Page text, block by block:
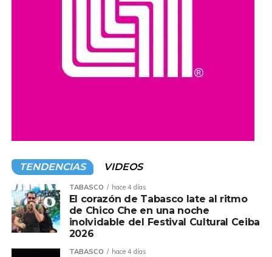
investigaciones se realicen con transparencia y que, en
caso de confirmarse irregularidades, se determinen las
responsabilidades conforme a la legislación vigente.
TENDENCIAS VIDEOS
TABASCO hace 4 días
El corazón de Tabasco late al ritmo
de Chico Che en una noche
inolvidable del Festival Cultural Ceiba
2026
TABASCO hace 4 días